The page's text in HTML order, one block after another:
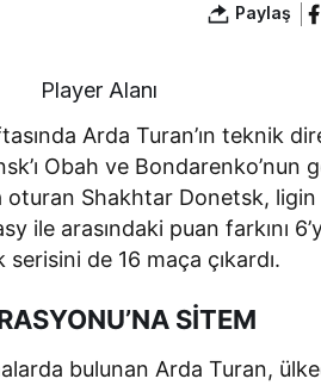
Paylaş
Player Alanı
Arda Turan’ın teknik
Obah ve Bondarenko’nun
Shakhtar Donetsk,
ile arasındaki puan farkını
de 16 maça çıkardı.
SİTEM
bulunan Arda Turan,